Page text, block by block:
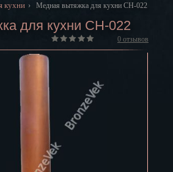
Благовещенск
Владивосток
кухни › Медная вытяжка для кухни CH-022
для кухни CH-022
0 отзывов